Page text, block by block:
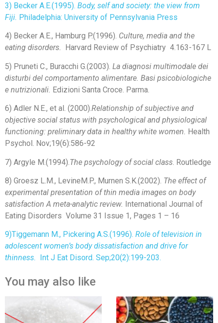
3) Becker A.E.(1995). Body, self and society: the view from
Fiji. Philadelphia: University of Pennsylvania Press
4) Becker A.E., Hamburg P.(1996). Culture, media and the
eating disorders.
Harvard Review of Psychiatry 4.163-167 L
5) Pruneti C., Buracchi G.(2003). La diagnosi multimodale dei
disturbi del comportamento alimentare. Basi psicobiologiche
e nutrizionali. Edizioni Santa Croce. Parma.
6) Adler N.E., et al. (2000).Relationship of subjective and
objective social status with psychological and physiological
functioning: preliminary data in healthy white women. Health
Psychol. Nov;19(6):586-92
7) Argyle M.(1994). The psychology of social class . Routledge
8) Groesz L.M., LevineM.P., Murnen S.K.(2002). The effect of
experimental presentation of thin media images on body
satisfaction A meta-analytic review. International Journal of
Eating Disorders Volume 31 Issue 1, Pages 1 – 16
9)Tiggemann M., Pickering A.S.(1996). Role of television in
adolescent women’s body dissatisfaction and drive for
thinness.
Int J Eat Disord. Sep;20(2):199-203.
You may also like